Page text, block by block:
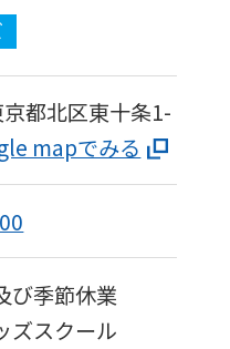
都北区東十条1-
mapでみる
び季節休業
ズスクール